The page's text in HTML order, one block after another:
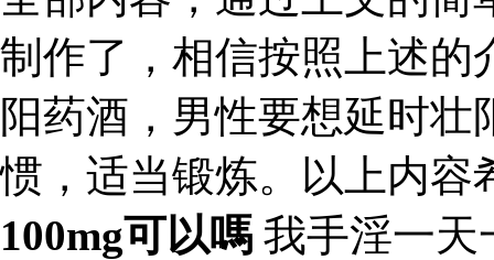
制作了，相信按照上述的
阳药酒，男性要想延时
惯，适当锻炼。以上内
100mg可以嗎 我手淫一天